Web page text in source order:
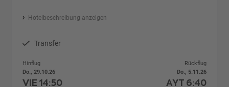
Hotelbeschreibung anzeigen
Transfer
Hinflug
Do., 29.10.26
VIE14:50
Rückflug
Do., 5.11.26
AYT 6:40